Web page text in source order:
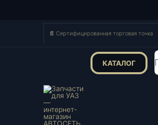
📄 Сертифицированная торговая точка
КАТАЛОГ